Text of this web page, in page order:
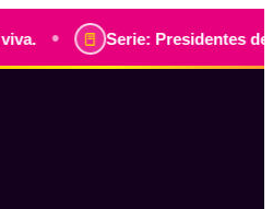
Serie: Presidentes de Guatemala,